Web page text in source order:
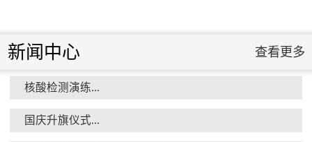
消防小组训练...
新闻中心 查看更多
核酸检测演练...
国庆升旗仪式...